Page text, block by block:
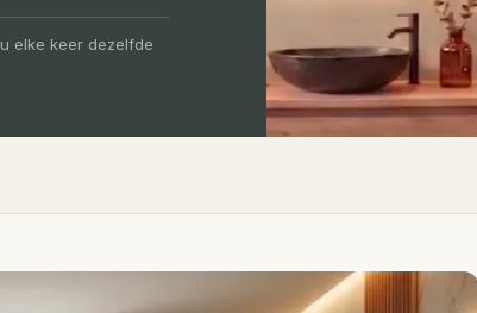
elke keer dezelfde
dagen